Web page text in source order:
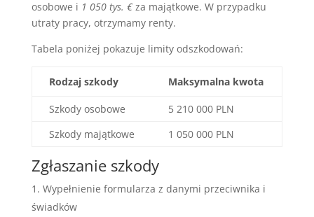
osobowe i 1 050 tys. €za majątkowe. W przypadku
utraty pracy, otrzymamy renty.
Tabela poniżej pokazuje limity odszkodowań:
Rodzaj szkody Maksymalna kwota
Szkody osobowe
5 210 000 PLN
Szkody majątkowe
1 050 000 PLN
Zgłaszanie szkody
Wypełnienie formularza z danymi przeciwnika i
świadków